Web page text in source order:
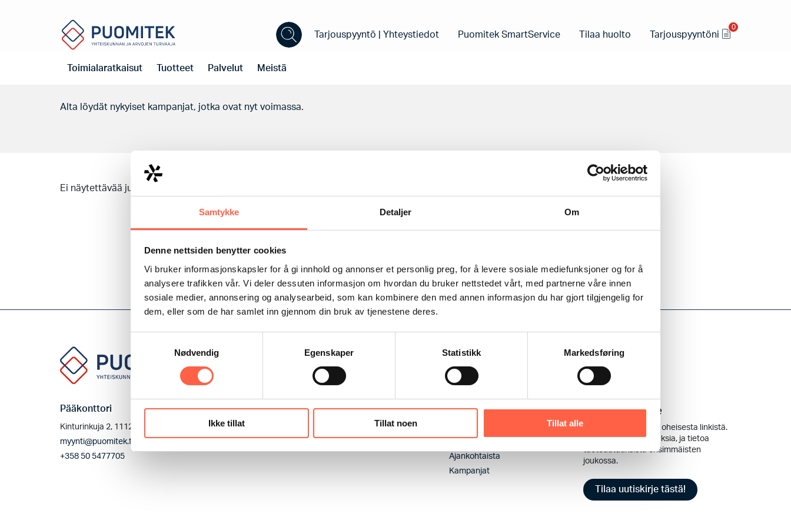
Samtykke Detaljer Om
Denne nettsiden benytter cookies
Vi bruker informasjonskapsler for å gi innhold og annonser et personlig preg, for å levere sosiale mediefunksjoner og for å
analysere trafikken vår. Vi deler dessuten informasjon om hvordan du bruker nettstedet vårt, med partnerne våre innen
sosiale medier, annonsering og analysearbeid, som kan kombinere den med annen informasjon du har gjort tilgjengelig for
dem, eller som de har samlet inn gjennom din bruk av tjenestene deres.
Nødvendig
Egenskaper Statistikk Markedsføring
Ikke tillat Tillat noen Tillat alle
Tarjouspyyntö | Yhteystiedot Puomitek SmartService Tilaa huolto Tarjouspyyntöni
0
Toimialaratkaisut Tuotteet Palvelut Meistä
Kampanjamme
Alta löydät nykyiset kampanjat, jotka ovat nyt voimassa.
Ei näytettävää julkaisua
Pääkonttori
Kinturinkuja 2, 11120 Riihimäki
myynti@puomitek.fi
+358 50 5477705
Kestävyys
Kestävä kehitys
Yksityisyys ja evästeet Pikanäppäimet
Ajankohtaista
Kampanjat
Tilaa uutiskirje
Tilaa uutiskirjeemme oheisesta linkistä.
Saat kampanjatarjouksia, ja tietoa
tuoteuutuuksista ensimmäisten
joukossa.
Tilaa uutiskirje tästä!